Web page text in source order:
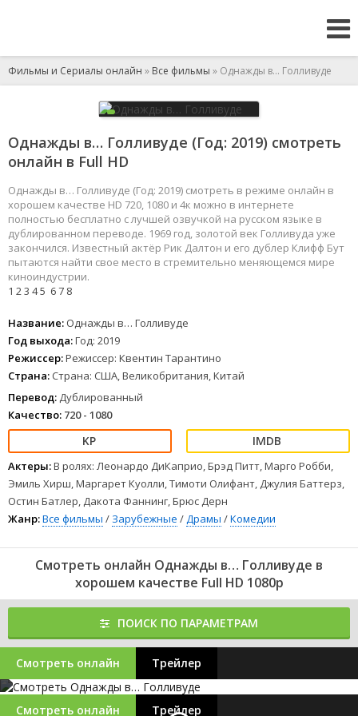
Фильмы и Сериалы онлайн » Все фильмы » Однажды в… Голливуде
Однажды в… Голливуде (Год: 2019) смотреть
онлайн в Full HD
Однажды в… Голливуде (Год: 2019) смотреть в режиме онлайн в
хорошем качестве HD 720, 1080 и 4к можно в интернете
полностью бесплатно с лучшей озвучкой на русском языке в
дублированном переводе. 1969 год, золотой век Голливуда уже
закончился. Известный актёр Рик Далтон и его дублер Клифф Бут
пытаются найти свое место в стремительно меняющемся мире
киноиндустрии.
1 23 45 67 8
Название: Однажды в… Голливуде
Год выхода:Год: 2019
Режиссер:Режиссер: Квентин Тарантино
Страна: Страна: США, Великобритания, Китай
Перевод: Дублированный
Качество: 720 - 1080
Актеры:В ролях: Леонардо ДиКаприо, Брэд Питт, Марго Робби,
Эмиль Хирш, Маргарет Куолли, Тимоти Олифант, Джулия Баттерз,
Остин Батлер, Дакота Фаннинг, Брюс Дерн
Жанр:Все фильмы / Зарубежные /Драмы /Комедии
Смотреть онлайн Однажды в… Голливуде в
хорошем качестве Full HD 1080p
ПОИСК ПО ПАРАМЕТРАМ
Смотреть онлайн Трейлер
Смотреть онлайн Трейлер